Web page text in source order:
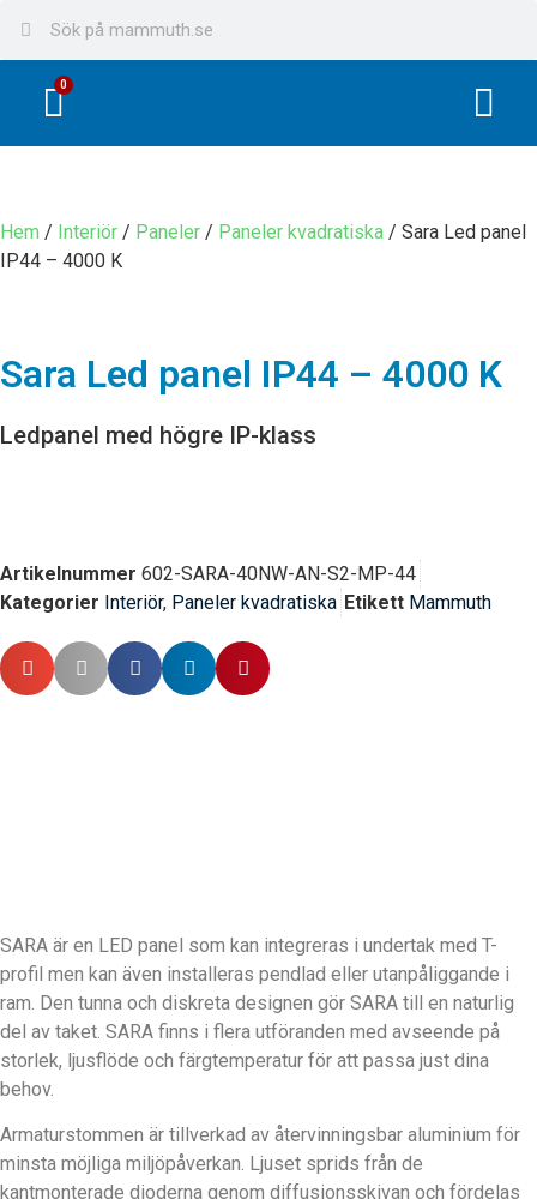
0
Hem / Interiör / Paneler / Paneler kvadratiska / Sara Led panel
IP44 – 4000 K
Sara Led panel IP44 – 4000 K
Ledpanel med högre IP-klass
Artikelnummer 602-SARA-40NW-AN-S2-MP-44
Kategorier Interiör, Paneler kvadratiska Etikett Mammuth
SARA är en LED panel som kan integreras i undertak med T-
profil men kan även installeras pendlad eller utanpåliggande i
ram. Den tunna och diskreta designen gör SARA till en naturlig
del av taket. SARA finns i flera utföranden med avseende på
storlek, ljusflöde och färgtemperatur för att passa just dina
behov.
Armaturstommen är tillverkad av återvinningsbar aluminium för
minsta möjliga miljöpåverkan. Ljuset sprids från de
kantmonterade dioderna genom diffusionsskivan och fördelas